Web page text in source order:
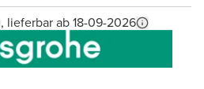
ab 18-09-2026